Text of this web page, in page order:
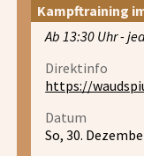
Kampftraining
Ab 13:30 Uhr -
Direktinfo
https://
Datum
So, 30.